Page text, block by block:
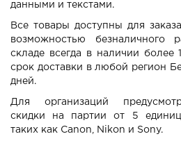
данными и текстами.
Все товары доступны для
возможностью безналичного
складе всегда в наличии более
срок доставки в любой регион
дней.
Для организаций
скидки на партии от 5
таких как Canon, Nikon и Sony.